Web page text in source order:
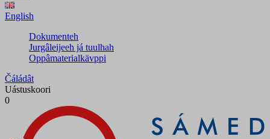
English
Dokumenteh
Jurgâleijeeh já tuulhah
Oppâmaterialkävppi
Čáládât
Uástuskoori
0